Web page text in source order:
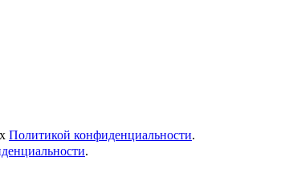
Политикой конфиденциальности.
.